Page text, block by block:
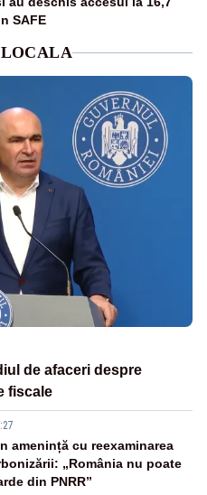
SAFE
de afaceri despre
fiscale
amenință cu reexaminarea
„România nu poate
din PNRR”